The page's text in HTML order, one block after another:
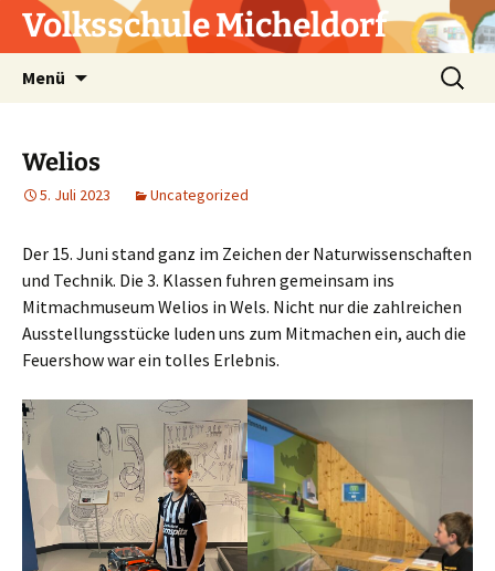
Zum
InhaltVolksschule Micheldorf
Menü
Suchen
nach:
Welios
5. Juli 2023 Uncategorized
Der 15. Juni stand ganz im Zeichen der Naturwissenschaften
und Technik. Die 3. Klassen fuhren gemeinsam ins
Mitmachmuseum Welios in Wels. Nicht nur die zahlreichen
Ausstellungsstücke luden uns zum Mitmachen ein, auch die
Feuershow war ein tolles Erlebnis.